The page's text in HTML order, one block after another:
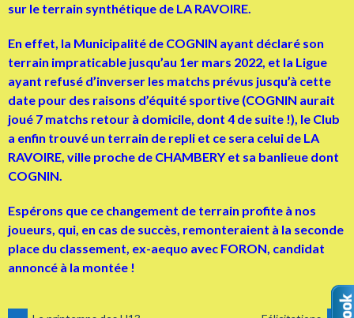
sur le terrain synthétique de LA RAVOIRE.
En effet, la Municipalité de COGNIN ayant déclaré son
terrain impraticable jusqu’au 1er mars 2022, et la Ligue
ayant refusé d’inverser les matchs prévus jusqu’à cette
date pour des raisons d’équité sportive (COGNIN aurait
joué 7 matchs retour à domicile, dont 4 de suite !), le Club
a enfin trouvé un terrain de repli et ce sera celui de LA
RAVOIRE, ville proche de CHAMBERY et sa banlieue dont
COGNIN.
Espérons que ce changement de terrain profite à nos
joueurs, qui, en cas de succès, remonteraient à la seconde
place du classement, ex-aequo avec FORON, candidat
annoncé à la montée !